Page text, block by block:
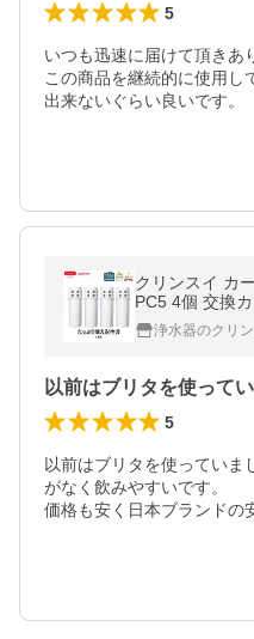
5
いつも迅速に届けて頂きあ
この商品を継続的に使用し
出来ないぐらい良いです。
クリンスイ カ
PC5 4個 交換
ジ [CPC5SP-DC]
浄水器のクリ
5
以前はブリタを使っていま
がなく飲みやすいです。
価格も安く日本ブランドの